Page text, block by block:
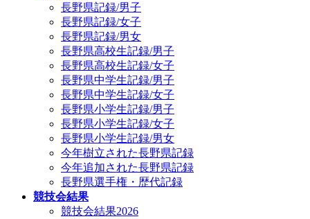
長野県記録/男子
長野県記録/女子
長野県記録/男女
長野県高校生記録/男子
長野県高校生記録/女子
長野県中学生記録/男子
長野県中学生記録/女子
長野県小学生記録/男子
長野県小学生記録/女子
長野県小学生記録/男女
今年樹立された長野県記録
今年追加された長野県記録
長野県選手権・歴代記録
競技会結果
競技会結果2026